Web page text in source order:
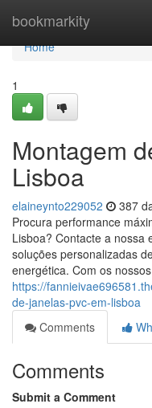
bookmarkity
Home
Home
1
Montagem
Lisboa
elaineynto229052 387
Procura performance
Lisboa? Contacte a nossa
soluções personalizadas
energética. Com os nossos
https://
de-janelas-pvc-em-lisboa
Comments
Comments
Submit a Comment